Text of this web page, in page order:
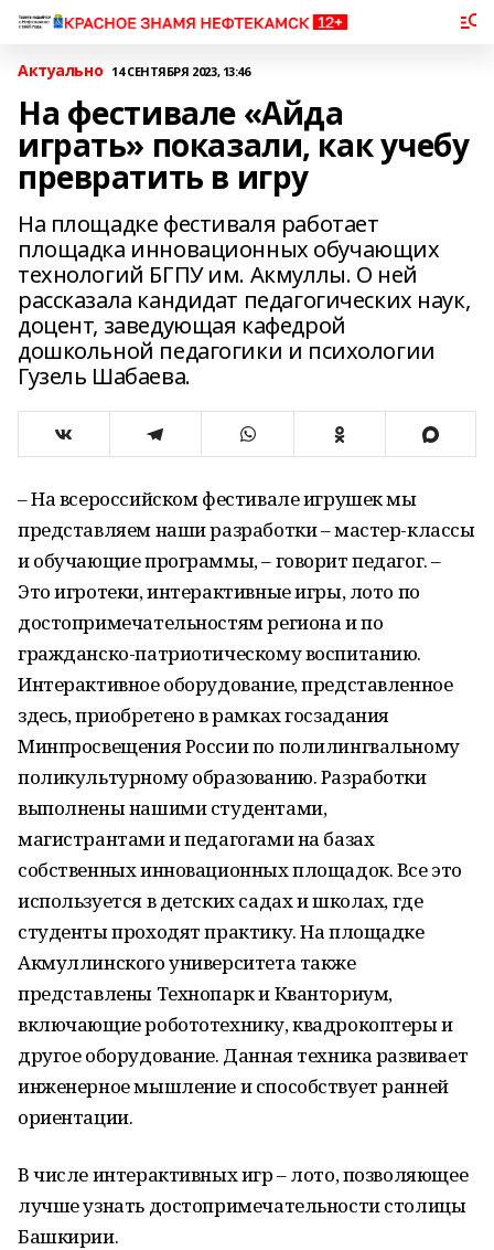
Актуально 14 СЕНТЯБРЯ 2023, 13:46
На фестивале «Айда
играть» показали, как учебу
превратить в игру
На площадке фестиваля работает
площадка инновационных обучающих
технологий БГПУ им. Акмуллы. О ней
рассказала кандидат педагогических наук,
доцент, заведующая кафедрой
дошкольной педагогики и психологии
Гузель Шабаева.
– На всероссийском фестивале игрушек мы
представляем наши разработки – мастер-классы
и обучающие программы, – говорит педагог. –
Это игротеки, интерактивные игры, лото по
достопримечательностям региона и по
гражданско-патриотическому воспитанию.
Интерактивное оборудование, представленное
здесь, приобретено в рамках госзадания
Минпросвещения России по полилингвальному
поликультурному образованию. Разработки
выполнены нашими студентами,
магистрантами и педагогами на базах
собственных инновационных площадок. Все это
используется в детских садах и школах, где
студенты проходят практику. На площадке
Акмуллинского университета также
представлены Технопарк и Кванториум,
включающие робототехнику, квадрокоптеры и
другое оборудование. Данная техника развивает
инженерное мышление и способствует ранней
ориентации.
В числе интерактивных игр – лото, позволяющее
лучше узнать достопримечательности столицы
Башкирии.